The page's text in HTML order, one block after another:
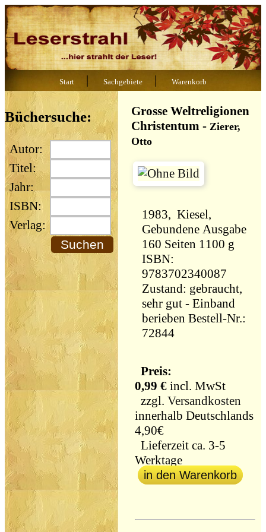
Start | Sachgebiete | Warenkorb
Büchersuche:
Autor:
Titel:
Jahr:
ISBN:
Verlag:
Grosse Weltreligionen
Christentum -Zierer,
Otto
1983, Kiesel,
Gebundene Ausgabe
160 Seiten 1100 g
ISBN:
9783702340087
Zustand: gebraucht,
sehr gut - Einband
berieben Bestell-Nr.:
72844
Preis:
0,99 € incl. MwSt
zzgl.Versandkosten
innerhalb Deutschlands
4,90€
Lieferzeit ca. 3-5
Werktage
in den Warenkorb